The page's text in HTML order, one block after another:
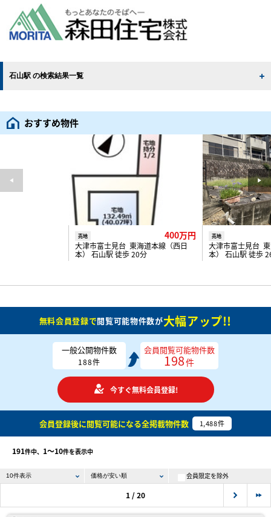
石山駅 の検索結果一覧
おすすめ物件
売地 400万円
大津市富士見台 東海道本線（西日
本） 石山駅 徒歩 20分
売地
大津市富士見台
本） 石山駅 徒歩
無料会員登録で閲覧可能物件数が大幅アップ!!
一般公開物件数
188件
会員閲覧可能物件数
198件
今すぐ無料会員登録!
会員登録後に閲覧可能になる全掲載物件数 1,488件
191件中、 1〜10件を表示中
会員限定を除外
1 / 20